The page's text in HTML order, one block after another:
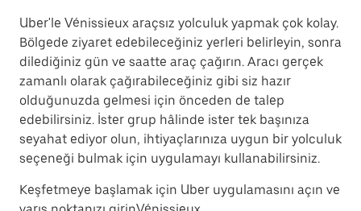
Uber'le Vénissieux araçsız yolculuk yapmak çok kolay.
Bölgede ziyaret edebileceğiniz yerleri belirleyin, sonra
dilediğiniz gün ve saatte araç çağırın. Aracı gerçek
zamanlı olarak çağırabileceğiniz gibi siz hazır
olduğunuzda gelmesi için önceden de talep
edebilirsiniz. İster grup hâlinde ister tek başınıza
seyahat ediyor olun, ihtiyaçlarınıza uygun bir yolculuk
seçeneği bulmak için uygulamayı kullanabilirsiniz.
Keşfetmeye başlamak için Uber uygulamasını açın ve